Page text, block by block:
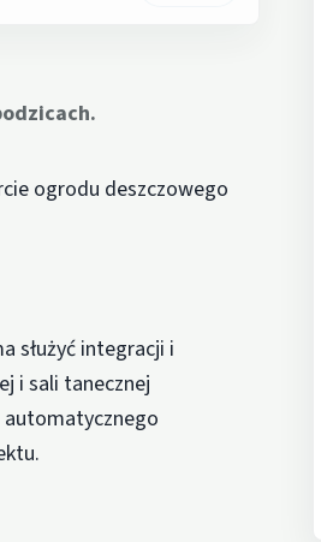
ogrodu deszczowego
służyć integracji i
i sali tanecznej
automatycznego